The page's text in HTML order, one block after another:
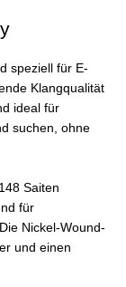
speziell für E-
Klangqualität
ideal für
suchen, ohne
Saiten
für
Nickel-Wound-
und einen